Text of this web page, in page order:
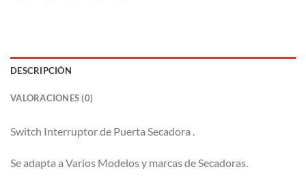
DESCRIPCIÓN
VALORACIONES (0)
Switch Interruptor de Puerta Secadora .
Se adapta a Varios Modelos y marcas de Secadoras.